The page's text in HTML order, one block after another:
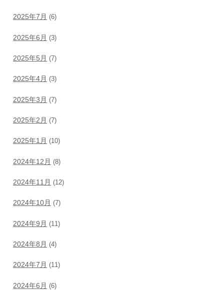
2025年7月 (6)
2025年6月 (3)
2025年5月 (7)
2025年4月 (3)
2025年3月 (7)
2025年2月 (7)
2025年1月 (10)
2024年12月 (8)
2024年11月 (12)
2024年10月 (7)
2024年9月 (11)
2024年8月 (4)
2024年7月 (11)
2024年6月 (6)